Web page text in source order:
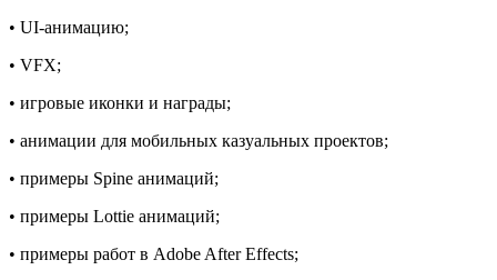
• UI-анимацию;
• VFX;
• игровые иконки и награды;
• анимации для мобильных казуальных проектов;
• примеры Spine анимаций;
• примеры Lottie анимаций;
• примеры работ в Adobe After Effects;